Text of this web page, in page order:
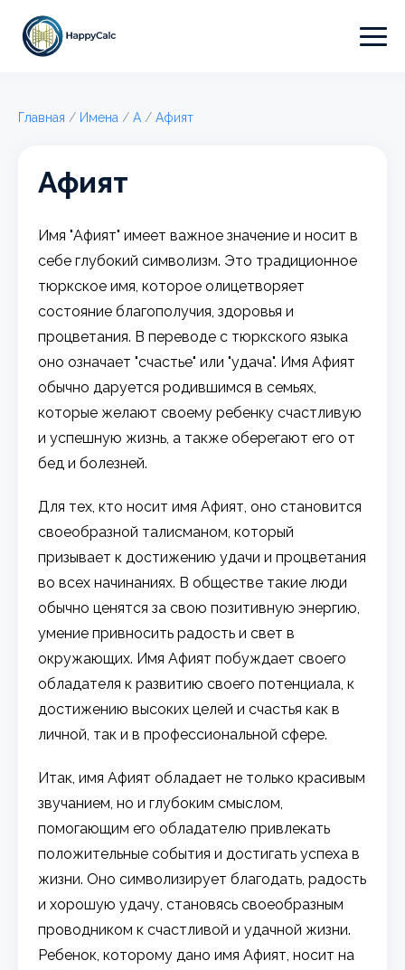
Главная / Имена / А / Афият
Афият
Имя "Афият" имеет важное значение и носит в
себе глубокий символизм. Это традиционное
тюркское имя, которое олицетворяет
состояние благополучия, здоровья и
процветания. В переводе с тюркского языка
оно означает "счастье" или "удача". Имя Афият
обычно даруется родившимся в семьях,
которые желают своему ребенку счастливую
и успешную жизнь, а также оберегают его от
бед и болезней.
Для тех, кто носит имя Афият, оно становится
своеобразной талисманом, который
призывает к достижению удачи и процветания
во всех начинаниях. В обществе такие люди
обычно ценятся за свою позитивную энергию,
умение привносить радость и свет в
окружающих. Имя Афият побуждает своего
обладателя к развитию своего потенциала, к
достижению высоких целей и счастья как в
личной, так и в профессиональной сфере.
Итак, имя Афият обладает не только красивым
звучанием, но и глубоким смыслом,
помогающим его обладателю привлекать
положительные события и достигать успеха в
жизни. Оно символизирует благодать, радость
и хорошую удачу, становясь своеобразным
проводником к счастливой и удачной жизни.
Ребенок, которому дано имя Афият, носит на